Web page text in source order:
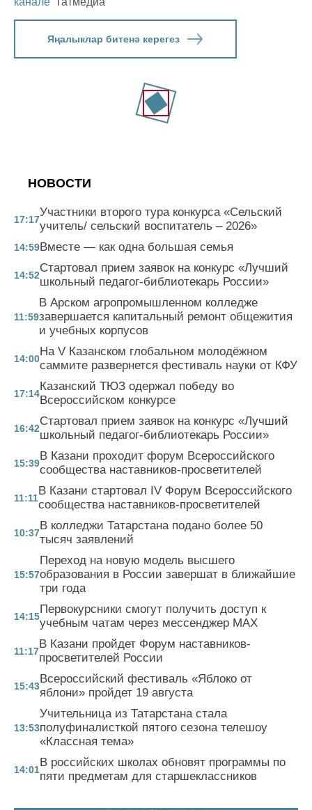
Яңалыклар битенә керегез
НОВОСТИ
17:17
Участники второго тура конкурса «Сельский
учитель/ сельский воспитатель – 2026»
14:59Вместе — как одна большая семья
14:52
Стартовал прием заявок на конкурс «Лучший
школьный педагог-библиотекарь России»
11:59
В Арском агропромышленном колледже
завершается капитальный ремонт общежития
и учебных корпусов
14:00
На V Казанском глобальном молодёжном
саммите развернется фестиваль науки от КФУ
17:14
Казанский ТЮЗ одержал победу во
Всероссийском конкурсе
16:42
Стартовал прием заявок на конкурс «Лучший
школьный педагог-библиотекарь России»
15:39
В Казани проходит форум Всероссийского
сообщества наставников-просветителей
11:11
В Казани стартовал IV Форум Всероссийского
сообщества наставников-просветителей
10:37
В колледжи Татарстана подано более 50
тысяч заявлений
15:57
Переход на новую модель высшего
образования в России завершат в ближайшие
три года
14:15
Первокурсники смогут получить доступ к
учебным чатам через мессенджер MAX
11:17
В Казани пройдет Форум наставников-
просветителей России
15:43
Всероссийский фестиваль «Яблоко от
яблони» пройдет 19 августа
13:53
Учительница из Татарстана стала
полуфиналисткой пятого сезона телешоу
«Классная тема»
14:01
В российских школах обновят программы по
пяти предметам для старшеклассников